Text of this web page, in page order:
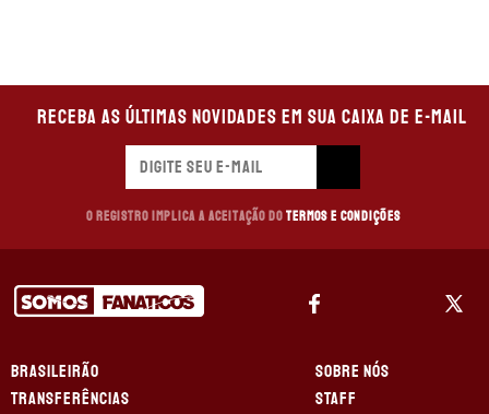
Receba as últimas novidades em sua caixa de e-mail
O registro implica a aceitação do Termos e Condições
BRASILEIRÃO
TRANSFERÊNCIAS
SOBRE NÓS
STAFF